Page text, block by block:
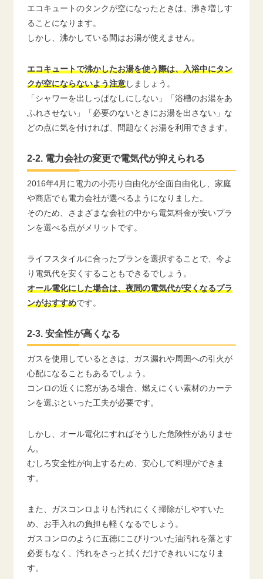
エコキュートのタンクが空になったときは、沸き増しす
ることになります。
しかし、沸かしている間はお湯が使えません。
エコキュートで沸かしたお湯を使う際は、入浴中にタン
クが空にならないよう注意しましょう。
「シャワーを出しっぱなしにしない」「浴槽のお湯をあ
ふれさせない」「必要のないときにお湯を出さない」な
どの点に気を付ければ、問題なくお湯を利用できます。
2-2. 電力会社の変更で電気代が抑えられる
2016年4月に電力の小売り自由化が全面自由化し、家庭
や商店でも電力会社が選べるようになりました。
そのため、さまざまな会社の中から電気料金が安いプラ
ンを選べる点がメリットです。
ライフスタイルに合ったプランを選択することで、今よ
り電気代を安くすることもできるでしょう。
オール電化にした場合は、夜間の電気代が安くなるプラ
ンがおすすめです。
2-3. 安全性が高くなる
ガスを使用しているときは、ガス漏れや周囲への引火が
心配になることもあるでしょう。
コンロの近くに窓がある場合、燃えにくい素材のカーテ
ンを選ぶといった工夫が必要です。
しかし、オール電化にすればそうした危険性がありませ
ん。
むしろ安全性が向上するため、安心して料理ができま
す。
また、ガスコンロよりも汚れにくく掃除がしやすいた
め、お手入れの負担も軽くなるでしょう。
ガスコンロのように五徳にこびりついた油汚れを落とす
必要もなく、汚れをさっと拭くだけできれいになりま
す。